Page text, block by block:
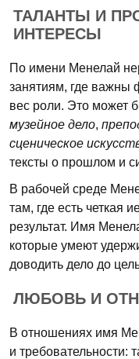
ТАЛАНТЫ И
ИНТЕРЕСЫ
По имени Менелай
занятиям, где важны
вес роли. Это может
музейное дело,
сценическое
тексты о прошлом и
В рабочей среде
там, где есть четкая
результат. Имя
которые умеют
доводить дело до
ЛЮБОВЬ И
В отношениях имя
и требовательности: